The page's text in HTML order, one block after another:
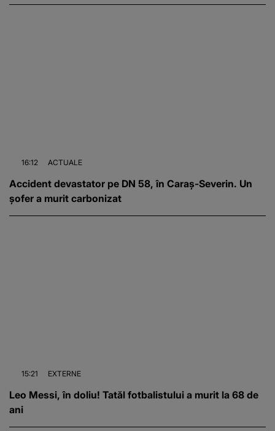
16:12 ACTUALE
Accident devastator pe DN 58, în Caraș-Severin. Un
șofer a murit carbonizat
15:21 EXTERNE
Leo Messi, în doliu! Tatăl fotbalistului a murit la 68 de
ani